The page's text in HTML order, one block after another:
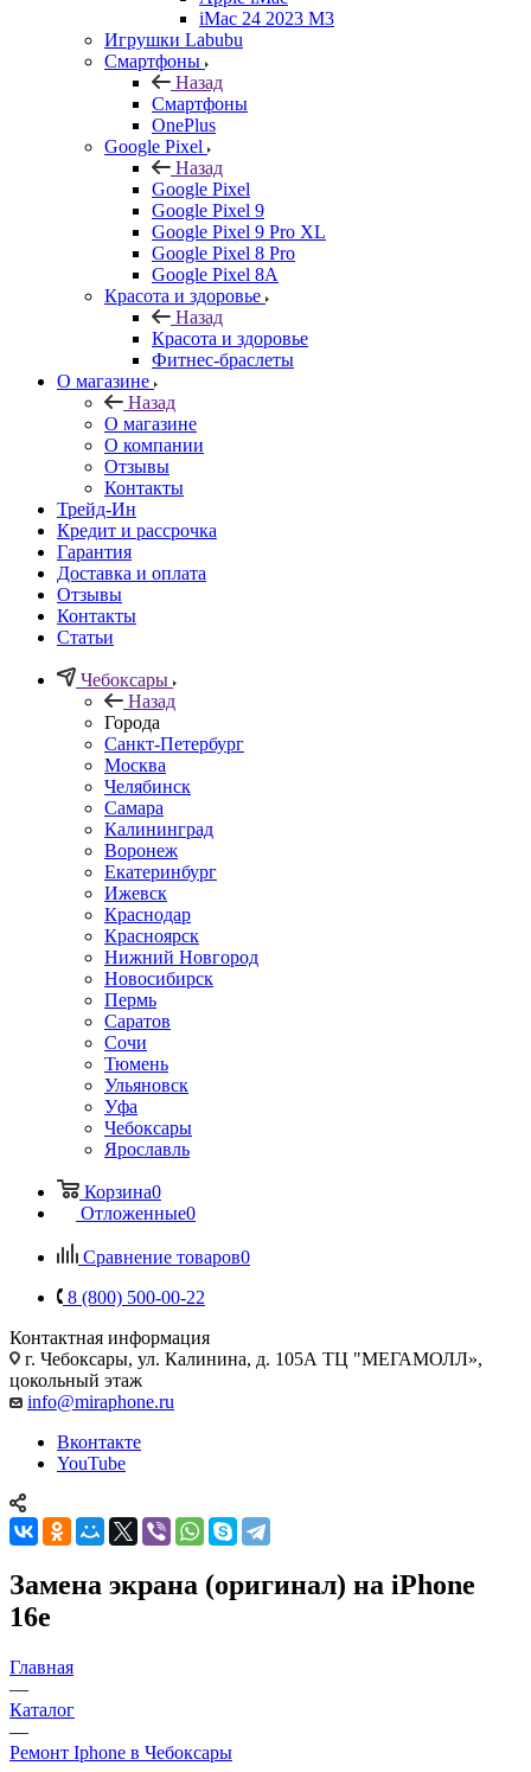
iMac 24 2023 M3
Игрушки Labubu
Смартфоны
Назад
Смартфоны
OnePlus
Google Pixel
Назад
Google Pixel
Google Pixel 9
Google Pixel 9 Pro XL
Google Pixel 8 Pro
Google Pixel 8A
Красота и здоровье
Назад
Красота и здоровье
Фитнес-браслеты
О магазине
Назад
О магазине
О компании
Отзывы
Контакты
Трейд-Ин
Кредит и рассрочка
Гарантия
Доставка и оплата
Отзывы
Контакты
Статьи
Чебоксары
Назад
Города
Санкт-Петербург
Москва
Челябинск
Самара
Калининград
Воронеж
Екатеринбург
Ижевск
Краснодар
Красноярск
Нижний Новгород
Новосибирск
Пермь
Саратов
Сочи
Тюмень
Ульяновск
Уфа
Чебоксары
Ярославль
Корзина0
Отложенные0
Сравнение товаров0
8 (800) 500-00-22
Контактная информация
г. Чебоксары, ул. Калинина, д. 105А ТЦ "МЕГАМОЛЛ»,
цокольный этаж
info@miraphone.ru
Вконтакте
YouTube
Замена экрана (оригинал) на iPhone
16e
Главная
—
Каталог
—
Ремонт Iphone в Чебоксары